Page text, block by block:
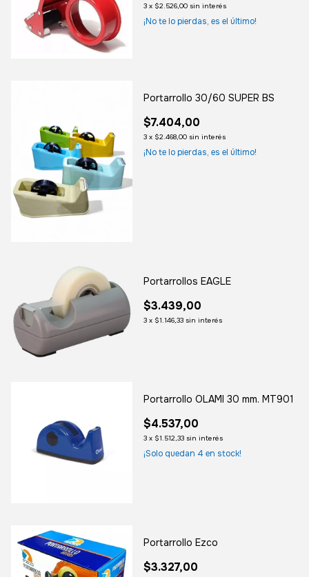
3 x $2.526,00 sin interés
¡No te lo pierdas, es el último!
Portarrollo 30/60 SUPER BS
$7.404,00
3 x $2.468,00 sin interés
¡No te lo pierdas, es el último!
Portarrollos EAGLE
$3.439,00
3 x $1.146,33 sin interés
Portarrollo OLAMI 30 mm. MT901
$4.537,00
3 x $1.512,33 sin interés
¡Solo quedan 4 en stock!
Portarrollo Ezco
$3.327,00